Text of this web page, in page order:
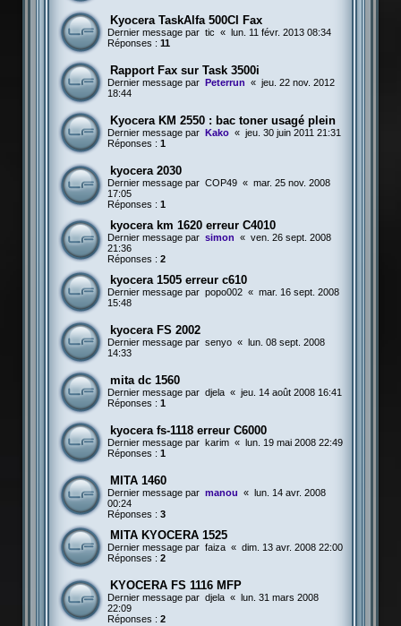
Kyocera TaskAlfa 500CI Fax
Dernier message par tic «
lun. 11 févr. 2013 08:34
Réponses : 11
Rapport Fax sur Task 3500i
Dernier message par Peterrun « jeu. 22 nov. 2012
18:44
Kyocera KM 2550 : bac toner usagé plein
Dernier message par Kako « jeu. 30 juin 2011 21:31
Réponses : 1
kyocera 2030
Dernier message par COP49 « mar. 25 nov. 2008
17:05
Réponses : 1
kyocera km 1620 erreur C4010
Dernier message par simon « ven. 26 sept. 2008
21:36
Réponses : 2
kyocera 1505 erreur c610
Dernier message par popo002 « mar. 16 sept. 2008
15:48
kyocera FS 2002
Dernier message par senyo «
lun. 08 sept. 2008
14:33
mita dc 1560
Dernier message par djela « jeu. 14 août 2008 16:41
Réponses : 1
kyocera fs-1118 erreur C6000
Dernier message par karim «
lun. 19 mai 2008 22:49
Réponses : 1
MITA 1460
Dernier message par manou «
lun. 14 avr. 2008
00:24
Réponses : 3
MITA KYOCERA 1525
Dernier message par faiza « dim. 13 avr. 2008 22:00
Réponses : 2
KYOCERA FS 1116 MFP
Dernier message par djela «
lun. 31 mars 2008
22:09
Réponses : 2